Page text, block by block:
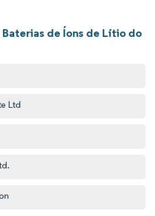
de Íons de Lítio do
Ltd